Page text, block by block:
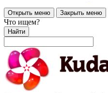
Открыть меню Закрыть меню
Что ищем?
Найти